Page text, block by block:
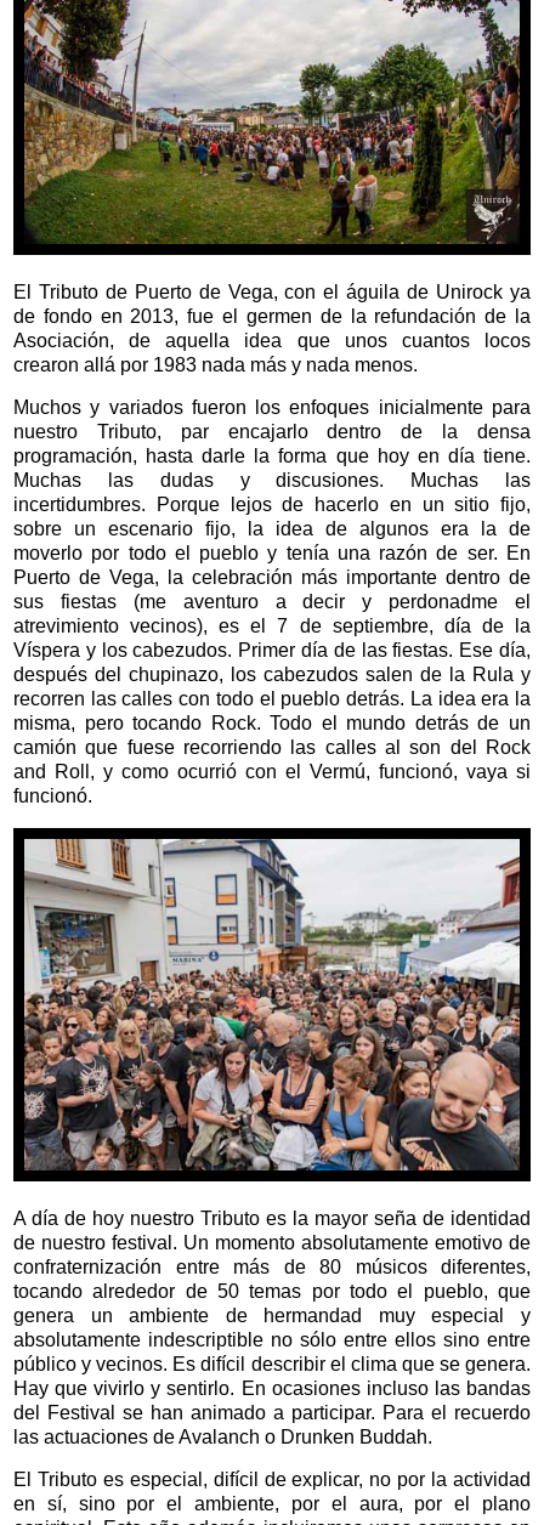
El Tributo de Puerto de Vega, con el águila de Unirock ya
de fondo en 2013, fue el germen de la refundación de la
Asociación, de aquella idea que unos cuantos locos
crearon allá por 1983 nada más y nada menos.
Muchos y variados fueron los enfoques inicialmente para
nuestro Tributo, par encajarlo dentro de la densa
programación, hasta darle la forma que hoy en día tiene.
Muchas las dudas y discusiones. Muchas las
incertidumbres. Porque lejos de hacerlo en un sitio fijo,
sobre un escenario fijo, la idea de algunos era la de
moverlo por todo el pueblo y tenía una razón de ser. En
Puerto de Vega, la celebración más importante dentro de
sus fiestas (me aventuro a decir y perdonadme el
atrevimiento vecinos), es el 7 de septiembre, día de la
Víspera y los cabezudos. Primer día de las fiestas. Ese día,
después del chupinazo, los cabezudos salen de la Rula y
recorren las calles con todo el pueblo detrás. La idea era la
misma, pero tocando Rock. Todo el mundo detrás de un
camión que fuese recorriendo las calles al son del Rock
and Roll, y como ocurrió con el Vermú, funcionó, vaya si
funcionó.
A día de hoy nuestro Tributo es la mayor seña de identidad
de nuestro festival. Un momento absolutamente emotivo de
confraternización entre más de 80 músicos diferentes,
tocando alrededor de 50 temas por todo el pueblo, que
genera un ambiente de hermandad muy especial y
absolutamente indescriptible no sólo entre ellos sino entre
público y vecinos. Es difícil describir el clima que se genera.
Hay que vivirlo y sentirlo. En ocasiones incluso las bandas
del Festival se han animado a participar. Para el recuerdo
las actuaciones de Avalanch o Drunken Buddah.
El Tributo es especial, difícil de explicar, no por la actividad
en sí, sino por el ambiente, por el aura, por el plano